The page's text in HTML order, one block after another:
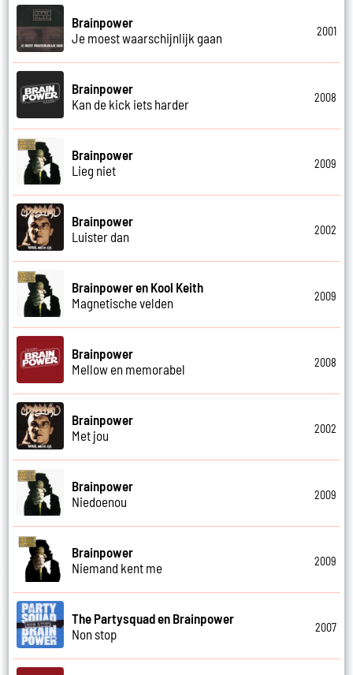
Brainpower
Je moest waarschijnlijk gaan
2001
Brainpower
Kan de kick iets harder
2008
Brainpower
Lieg niet
2009
Brainpower
Luister dan
2002
Brainpower en Kool Keith
Magnetische velden
2009
Brainpower
Mellow en memorabel
2008
Brainpower
Met jou
2002
Brainpower
Niedoenou
2009
Brainpower
Niemand kent me
2009
The Partysquad en Brainpower
Non stop
2007